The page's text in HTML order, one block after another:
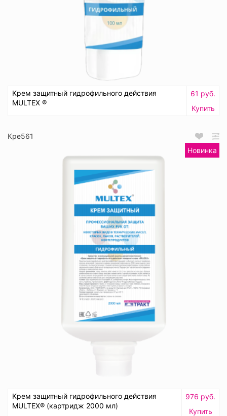
Крем защитный гидрофильного действия
MULTEX ®
61 руб.
Купить
Кре561
Новинка
Крем защитный гидрофильного действия
MULTEX® (картридж 2000 мл)
976 руб.
Купить